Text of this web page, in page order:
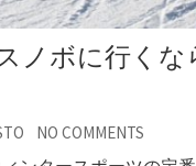
ノボに行くな
NO COMMENTS